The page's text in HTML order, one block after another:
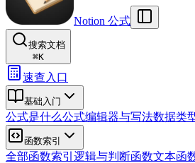
Notion 公式
搜索文档
⌘K
速查入口
基础入门
公式是什么公式编辑器与写法数据类
函数索引
全部函数索引 逻辑与判断函数文本函